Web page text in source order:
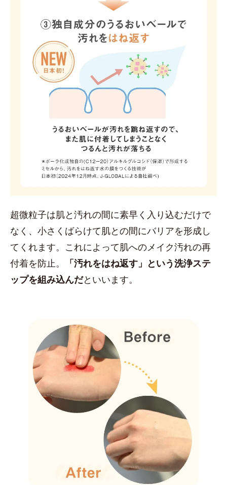
超微粒子は肌と汚れの間に素早く入り込むだけで
なく、小さくばらけて肌との間にバリアを形成し
てくれます。これによって肌へのメイク汚れの再
付着を防止。
「汚れをはね返す」という洗浄ステ
ップを組み込んだといいます。